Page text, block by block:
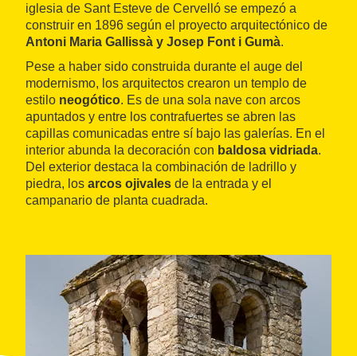
iglesia de Sant Esteve de Cervelló se empezó a
construir en 1896 según el proyecto arquitectónico de
Antoni Maria Gallissà y Josep Font i Gumà.
Pese a haber sido construida durante el auge del
modernismo, los arquitectos crearon un templo de
estilo neogótico. Es de una sola nave con arcos
apuntados y entre los contrafuertes se abren las
capillas comunicadas entre sí bajo las galerías. En el
interior abunda la decoración con baldosa vidriada.
Del exterior destaca la combinación de ladrillo y
piedra, los arcos ojivales de la entrada y el
campanario de planta cuadrada.